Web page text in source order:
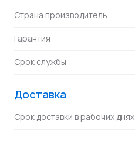
Страна производитель
Гарантия
Срок службы
Доставка
Срок доставки в рабочих днях